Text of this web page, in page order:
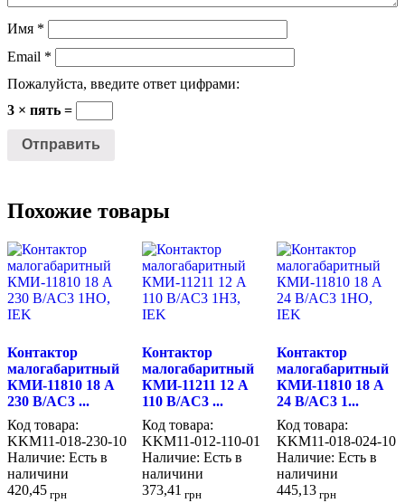
Имя *
Email *
Пожалуйста, введите ответ цифрами:
3 × пять =
Похожие товары
Контактор
малогабаритный
КМИ-11810 18 А
230 В/AC3 ...
Код товара:
KKM11-018-230-10
Наличие: Есть в
наличини
420,45 грн
Контактор
малогабаритный
КМИ-11211 12 А
110 В/AC3 ...
Код товара:
KKM11-012-110-01
Наличие: Есть в
наличини
373,41 грн
Контактор
малогабаритный
КМИ-11810 18 А
24 В/AC3 1...
Код товара:
KKM11-018-024-10
Наличие: Есть в
наличини
445,13 грн